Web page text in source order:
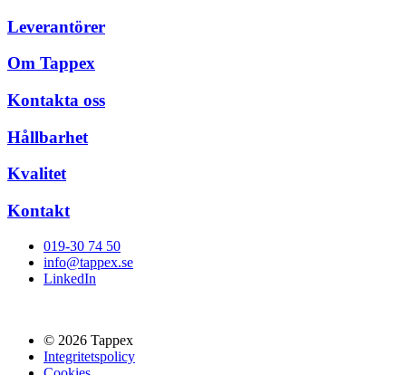
Leverantörer
Om Tappex
Kontakta oss
Hållbarhet
Kvalitet
Kontakt
019-30 74 50
info@tappex.se
LinkedIn
© 2026 Tappex
Integritetspolicy